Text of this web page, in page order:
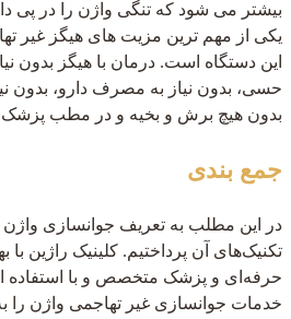
بیشتر می شود که تنگی واژن را در پی
یکی از مهم ترین مزیت های هیگز غیر
این دستگاه است. درمان با هیگز بدون
حسی، بدون نیاز به مصرف دارو، بدون
بدون هیچ برش و بخیه و در مطب پزشک
جمع بندی
در این مطلب به تعریف جوانسازی واژن
تکنیک‌های آن پرداختیم. کلینیک راژین با
حرفه‌ای و پزشک متخصص و با استفاده
خدمات جوانسازی غیر تهاجمی واژن را